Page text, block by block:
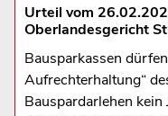
Urteil vom
Oberlandesgericht
Bausparkassen
Aufrechterhaltung“
Bauspardarlehen kein